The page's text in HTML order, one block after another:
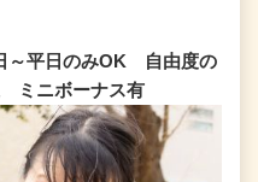
～平日のみOK 自由度の
ミニボーナス有